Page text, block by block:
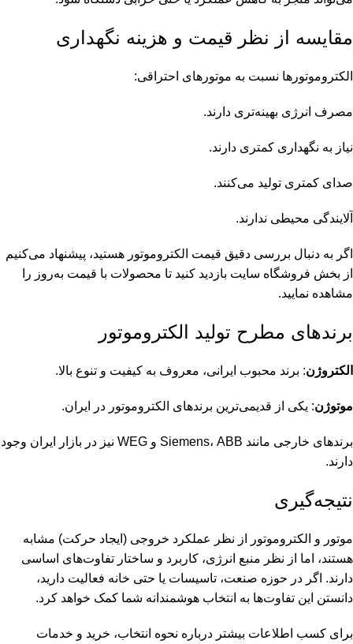
مقایسه از نظر قیمت و هزینه نگهداری
الکتروموتورها نسبت به موتورهای احتراقی:
مصرف انرژی بهینه‌تری دارند.
نیاز به نگهداری کمتری دارند.
صدای کمتری تولید می‌کنند.
آلایندگی محیطی ندارند.
اگر به دنبال بررسی دقیق قیمت الکتروموتور هستید، پیشنهاد می‌کنیم
از بخش فروشگاه سایت بازدید کنید تا محصولات با قیمت به‌روز را
مشاهده نمایید.
برندهای مطرح تولید الکتروموتور
الکتروژن: برند محبوب ایرانی، معروف به کیفیت و تنوع بالا.
موتوژن: یکی از قدیمی‌ترین برندهای الکتروموتور در ایران.
برندهای خارجی مانند Siemens، ABB و WEG نیز در بازار ایران وجود
دارند.
نتیجه‌گیری
موتور و الکتروموتور از نظر عملکرد خروجی (ایجاد حرکت) مشابه
هستند، اما از نظر منبع انرژی، کاربرد و ساختار تفاوت‌های اساسی
دارند. اگر در حوزه صنعت، تاسیسات یا حتی خانه فعالیت دارید،
دانستن این تفاوت‌ها به انتخاب هوشمندانه شما کمک خواهد کرد.
برای کسب اطلاعات بیشتر درباره نحوه انتخاب، خرید و خدمات